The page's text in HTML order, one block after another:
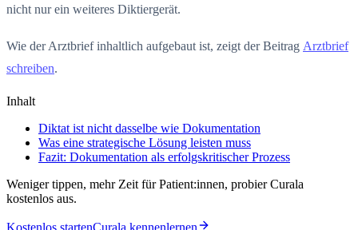
nicht nur ein weiteres Diktiergerät.
Wie der Arztbrief inhaltlich aufgebaut ist, zeigt der Beitrag Arztbrief
schreiben.
Inhalt
Diktat ist nicht dasselbe wie Dokumentation
Was eine strategische Lösung leisten muss
Fazit: Dokumentation als erfolgskritischer Prozess
Weniger tippen, mehr Zeit für Patient:innen, probier Curala
kostenlos aus.